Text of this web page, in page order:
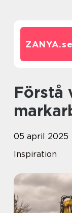
ZANYA.se
Förstå vikten av
05 april 2025
Inspiration